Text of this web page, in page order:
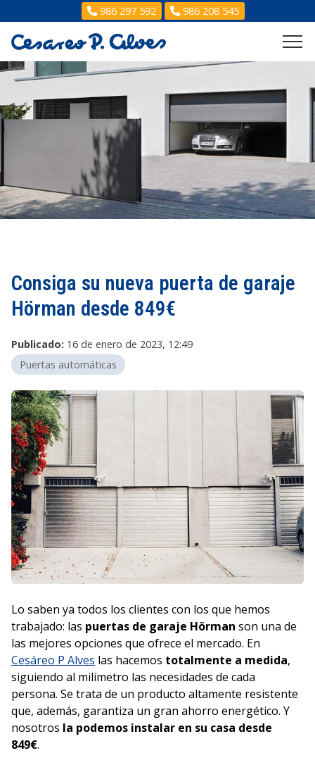
986 297 592 986 208 545
Consiga su nueva puerta de garaje
Hörman desde 849€
Publicado: 16 de enero de 2023, 12:49
Puertas automáticas
Lo saben ya todos los clientes con los que hemos
trabajado: las puertas de garaje Hörman son una de
las mejores opciones que ofrece el mercado. En
Cesáreo P Alves las hacemos totalmente a medida,
siguiendo al milímetro las necesidades de cada
persona. Se trata de un producto altamente resistente
que, además, garantiza un gran ahorro energético. Y
nosotros la podemos instalar en su casa desde
849€.